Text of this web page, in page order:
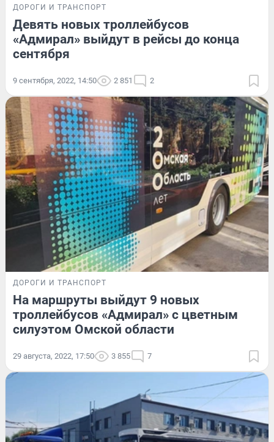
ДОРОГИ И ТРАНСПОРТ
Девять новых троллейбусов
«Адмирал» выйдут в рейсы до конца
сентября
9 сентября, 2022, 14:50 2 851 2
ДОРОГИ И ТРАНСПОРТ
На маршруты выйдут 9 новых
троллейбусов «Адмирал» с цветным
силуэтом Омской области
29 августа, 2022, 17:50 3 855 7